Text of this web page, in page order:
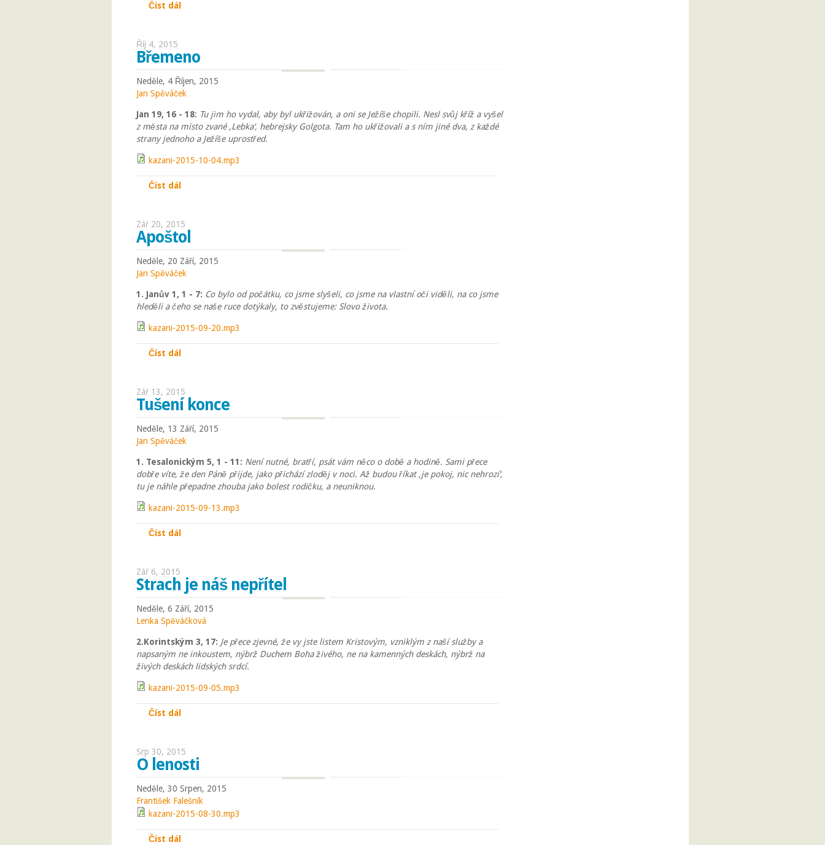
Číst dál
Říj 4, 2015
Břemeno
Neděle, 4 Říjen, 2015
Jan Spěváček
Jan 19, 16 - 18: Tu jim ho vydal, aby byl ukřižován, a oni se Ježíše chopili. Nesl svůj kříž a vyšel
z města na místo zvané ‚Lebka‘, hebrejsky Golgota. Tam ho ukřižovali a s ním jiné dva, z každé
strany jednoho a Ježíše uprostřed.
kazani-2015-10-04.mp3
Číst dál
Zář 20, 2015
Apoštol
Neděle, 20 Září, 2015
Jan Spěváček
1. Janův 1, 1 - 7: Co bylo od počátku, co jsme slyšeli, co jsme na vlastní oči viděli, na co jsme
hleděli a čeho se naše ruce dotýkaly, to zvěstujeme: Slovo života.
kazani-2015-09-20.mp3
Číst dál
Zář 13, 2015
Tušení konce
Neděle, 13 Září, 2015
Jan Spěváček
1. Tesalonickým 5, 1 - 11: Není nutné, bratří, psát vám něco o době a hodině. Sami přece
dobře víte, že den Páně přijde, jako přichází zloděj v noci. Až budou říkat ‚je pokoj, nic nehrozí‘,
tu je náhle přepadne zhouba jako bolest rodičku, a neuniknou.
kazani-2015-09-13.mp3
Číst dál
Zář 6, 2015
Strach je náš nepřítel
Neděle, 6 Září, 2015
Lenka Spěváčková
2.Korintským 3, 17: Je přece zjevné, že vy jste listem Kristovým, vzniklým z naší služby a
napsaným ne inkoustem, nýbrž Duchem Boha živého, ne na kamenných deskách, nýbrž na
živých deskách lidských srdcí.
kazani-2015-09-05.mp3
Číst dál
Srp 30, 2015
O lenosti
Neděle, 30 Srpen, 2015
František Falešník
kazani-2015-08-30.mp3
Číst dál